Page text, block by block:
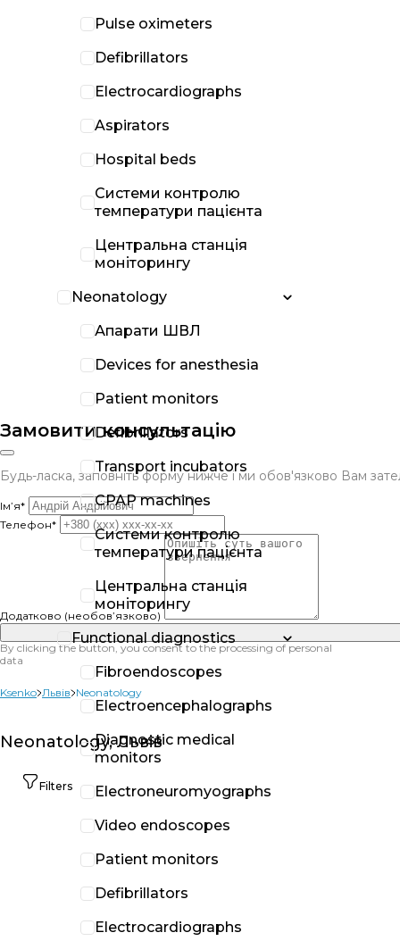
Замовити консультацію
Будь-ласка, заповніть форму нижче і ми обов'язково Вам
Ім’я*
Телефон*
Додатково (необов’язково)
By clicking the button, you consent to the processing of personal
data
Ksenko Львів Neonatology
Neonatology, Львів
Filters
Pulse oximeters
Defibrillators
Electrocardiographs
Aspirators
Hospital beds
Системи контролю
температури пацієнта
Центральна станція
моніторингу
Neonatology
Апарати ШВЛ
Devices for anesthesia
Patient monitors
Defibrillators
Transport incubators
CPAP machines
Системи контролю
температури пацієнта
Центральна станція
моніторингу
Functional diagnostics
Fibroendoscopes
Electroencephalographs
Diagnostic medical
monitors
Electroneuromyographs
Video endoscopes
Patient monitors
Defibrillators
Electrocardiographs